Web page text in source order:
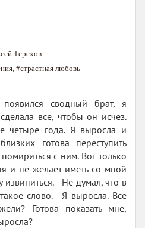
Терехов
#страстная любовь
сводный брат, я
все, чтобы он исчез.
четыре года. Я выросла и
готова переступить
с ним. Вот только
и не желает иметь со мной
Не думал, что в
слово.– Я выросла. Все
Готова показать мне,